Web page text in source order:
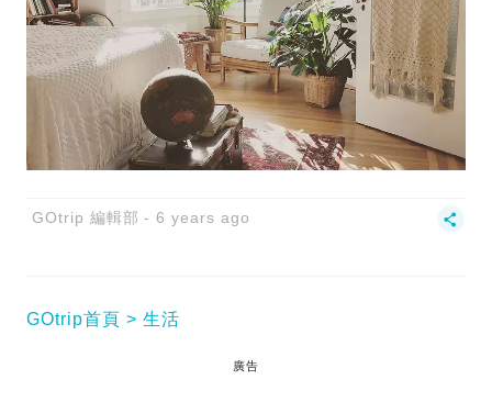
GOtrip 編輯部 6 years ago
GOtrip首頁 生活
廣告